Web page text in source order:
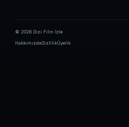
© 2026 Dizi Film İzle
HakkımızdaGizlilikÜyelik